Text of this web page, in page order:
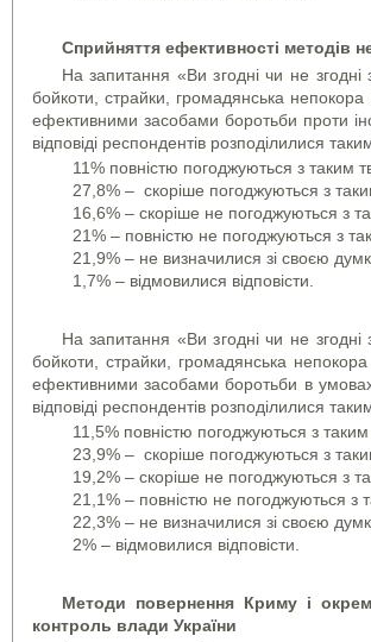
Сприйняття ефективності методів
На запитання «Ви згодні чи не
бойкоти, страйки, громадянська непокора
ефективними засобами боротьби проти
відповіді респондентів розподілилися
11% повністю погоджуються з таким
27,8% – скоріше погоджуються з
16,6% – скоріше не погоджуються з
21% – повністю не погоджуються з
21,9% – не визначилися зі своєю
1,7% – відмовилися відповісти.
На запитання «Ви згодні чи не
бойкоти, страйки, громадянська
ефективними засобами боротьби в умовах
відповіді респондентів розподілилися
11,5% повністю погоджуються з
23,9% – скоріше погоджуються з
19,2% – скоріше не погоджуються з
21,1% – повністю не погоджуються з
22,3% – не визначилися зі своєю
2% – відмовилися відповісти.
Методи повернення Криму і
контроль влади України